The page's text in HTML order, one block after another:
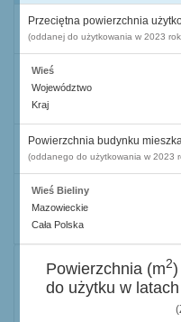
Przeciętna powierzchnia
(oddanej do użytkowania w 2023
Wieś
Województwo
Kraj
Powierzchnia budynku
(oddanego do użytkowania w 2023
Wieś Bieliny
Mazowieckie
Cała Polska
Powierzchnia (m2
do użytku w